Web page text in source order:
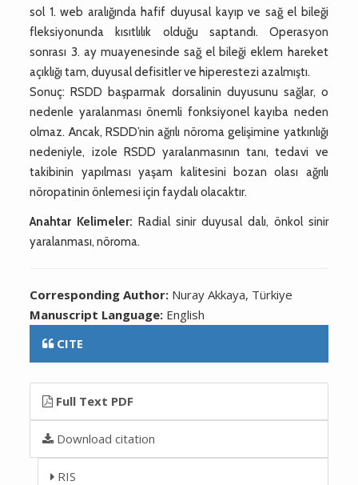
sol 1. web aralığında hafif duyusal kayıp ve sağ el bileği
fleksiyonunda kısıtlılık olduğu saptandı. Operasyon
sonrası 3. ay muayenesinde sağ el bileği eklem hareket
açıklığı tam, duyusal defisitler ve hiperestezi azalmıştı.
Sonuç: RSDD başparmak dorsalinin duyusunu sağlar, o
nedenle yaralanması önemli fonksiyonel kayıba neden
olmaz. Ancak, RSDD’nin ağrılı nöroma gelişimine yatkınlığı
nedeniyle, izole RSDD yaralanmasının tanı, tedavi ve
takibinin yapılması yaşam kalitesini bozan olası ağrılı
nöropatinin önlemesi için faydalı olacaktır.
Anahtar Kelimeler: Radial sinir duyusal dalı, önkol sinir
yaralanması, nöroma.
Corresponding Author: Nuray Akkaya, Türkiye
Manuscript Language: English
CITE
Full Text PDF
Download citation
RIS